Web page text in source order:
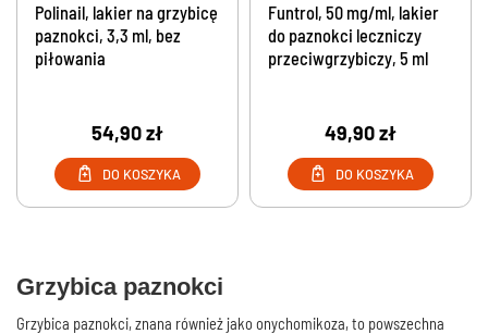
Polinail, lakier na grzybicę
paznokci, 3,3 ml, bez
piłowania
54,90 zł
DO KOSZYKA
Funtrol, 50 mg/ml, lakier
do paznokci leczniczy
przeciwgrzybiczy, 5 ml
49,90 zł
DO KOSZYKA
Grzybica paznokci
Grzybica paznokci, znana również jako onychomikoza, to powszechna